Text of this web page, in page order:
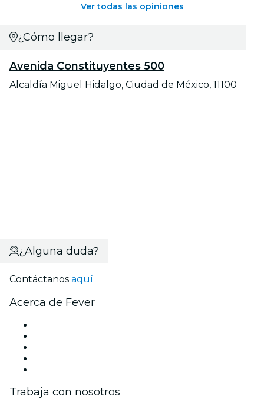
Ver todas las opiniones
¿Cómo llegar?
Avenida Constituyentes 500
Alcaldía Miguel Hidalgo, Ciudad de México, 11100
¿Alguna duda?
Contáctanos aquí
Acerca de Fever
Trabaja con nosotros